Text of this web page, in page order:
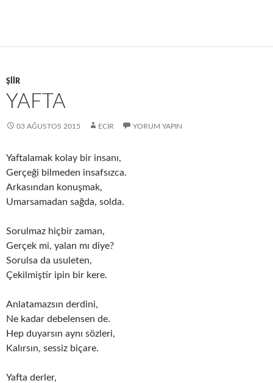
ŞIIR
YAFTA
03 AĞUSTOS 2015 ECIR YORUM YAPIN
Yaftalamak kolay bir insanı,
Gerçeği bilmeden insafsızca.
Arkasından konuşmak,
Umarsamadan sağda, solda.
Sorulmaz hiçbir zaman,
Gerçek mi, yalan mı diye?
Sorulsa da usuleten,
Çekilmiştir ipin bir kere.
Anlatamazsın derdini,
Ne kadar debelensen de.
Hep duyarsın aynı sözleri,
Kalırsın, sessiz biçare.
Yafta derler,